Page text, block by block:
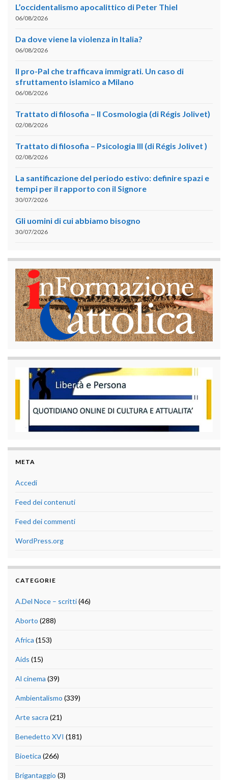
L’occidentalismo apocalittico di Peter Thiel
06/08/2026
Da dove viene la violenza in Italia?
06/08/2026
Il pro-Pal che trafficava immigrati. Un caso di
sfruttamento islamico a Milano
06/08/2026
Trattato di filosofia – II Cosmologia (di Régis Jolivet)
02/08/2026
Trattato di filosofia – Psicologia III (di Régis Jolivet )
02/08/2026
La santificazione del periodo estivo: definire spazi e
tempi per il rapporto con il Signore
30/07/2026
Gli uomini di cui abbiamo bisogno
30/07/2026
META
Accedi
Feed dei contenuti
Feed dei commenti
WordPress.org
CATEGORIE
A.Del Noce – scritti(46)
Aborto (288)
Africa (153)
Aids (15)
Al cinema (39)
Ambientalismo (339)
Arte sacra (21)
Benedetto XVI (181)
Bioetica (266)
Brigantaggio (3)